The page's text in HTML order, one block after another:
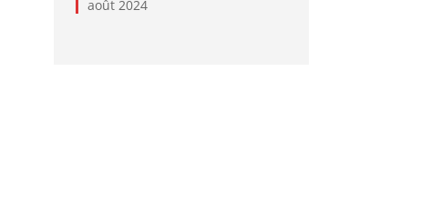
août 2024